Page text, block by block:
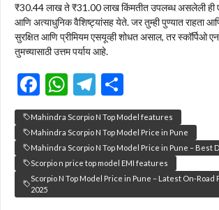
₹30.44 लाख ते ₹31.00 लाख किंमतीत उपलब्ध असलेली ही
आणि अत्याधुनिक वैशिष्ट्यांसह येते. जर तुम्ही पुण्यात राहता
सुरक्षित आणि प्रीमियम एसयूव्ही शोधत असाल, तर स्कॉर्पिओ
तुमच्यासाठी उत्तम पर्याय आहे.
F
ac
e
b
o
o
W
h
at
s
A
p
T
el
e
gr
a
m
h
ar
e
Mahindra Scorpio N Top Model features
Mahindra Scorpio N Top Model Price in Pune
Mahindra Scorpio N Top Model Price in Pune – Best
Scorpio n price top model EMI features
Scorpio N Top Model Price in Pune – Latest On-Road
2025